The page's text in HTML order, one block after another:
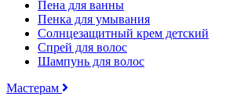
Пена для ванны
Пенка для умывания
Солнцезащитный крем детский
Спрей для волос
Шампунь для волос
Мастерам